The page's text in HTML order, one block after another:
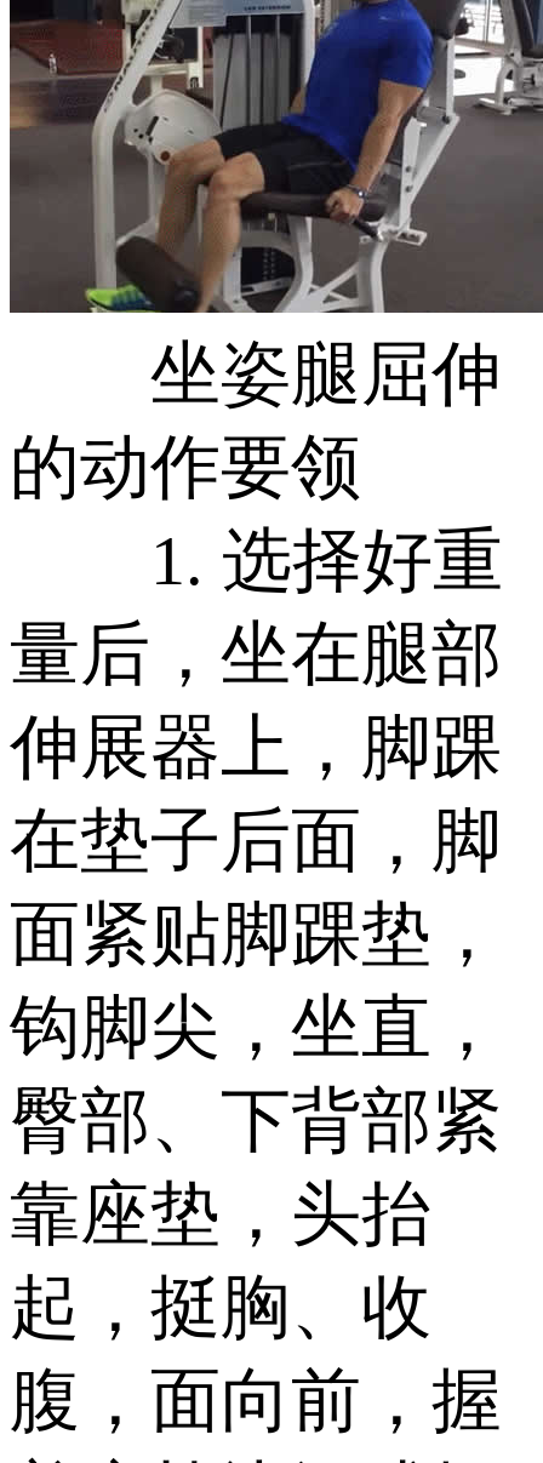
坐姿腿屈伸
的动作要领
1. 选择好重
量后，坐在腿部
伸展器上，脚踝
在垫子后面，脚
面紧贴脚踝垫，
钩脚尖，坐直，
臀部、下背部紧
靠座垫，头抬
起，挺胸、收
腹，面向前，握